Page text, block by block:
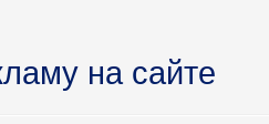
на сайте